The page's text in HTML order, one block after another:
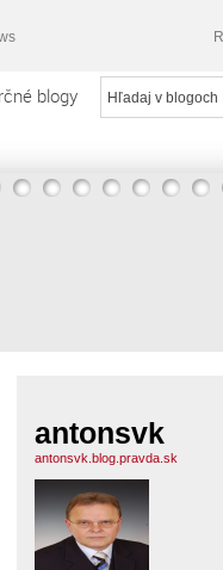
blogy
antonsvk
antonsvk.blog.pravda.sk